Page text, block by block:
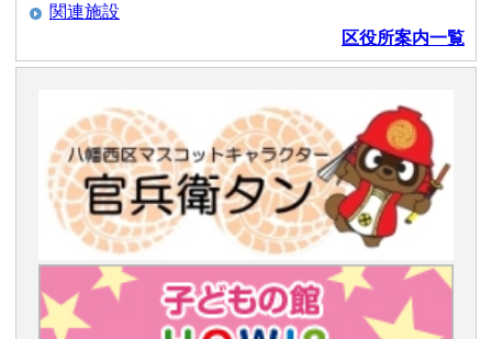
関連施設
区役所案内一覧